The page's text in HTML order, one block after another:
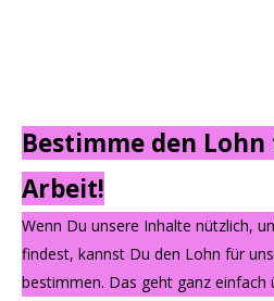
Bestimme den
Arbeit!
Wenn Du unsere Inhalte nützlich,
findest, kannst Du den Lohn für
bestimmen. Das geht ganz einfach